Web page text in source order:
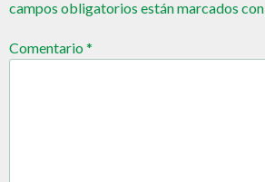
campos obligatorios están marcados con
Comentario*